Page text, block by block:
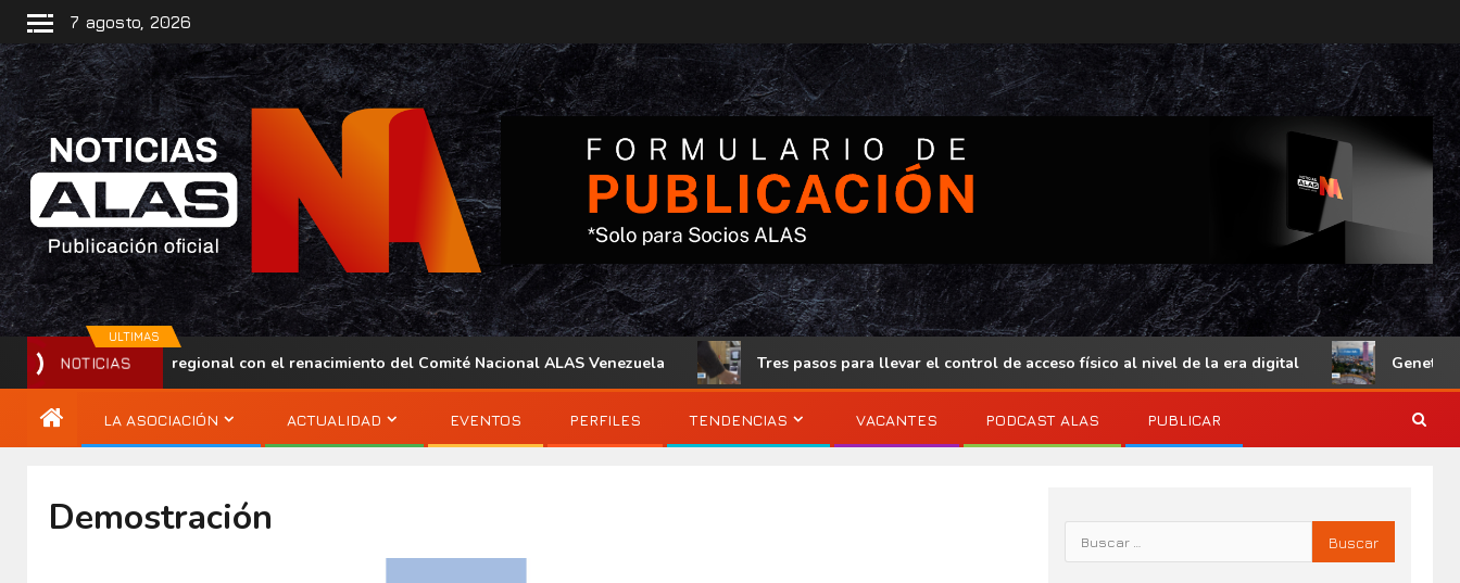
7 agosto, 2026
ULTIMAS
NOTICIAS
su presencia regional con el renacimiento del Comité Nacional ALAS Venezuela Tres pasos para llevar el control de acceso físico al nivel de la era digital Genetec
LA ASOCIACIÓN ACTUALIDAD EVENTOS PERFILES TENDENCIAS VACANTES PODCAST ALAS PUBLICAR
Demostración